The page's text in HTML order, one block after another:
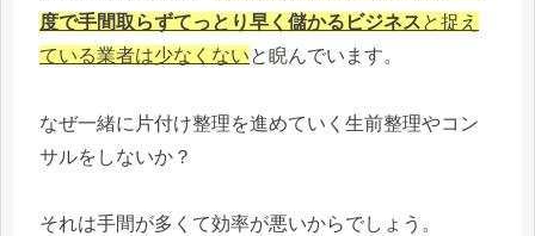
度で手間取らずてっとり早く儲かるビジネスと捉え
ている業者は少なくないと睨んでいます。
なぜ一緒に片付け整理を進めていく生前整理やコン
サルをしないか？
それは手間が多くて効率が悪いからでしょう。